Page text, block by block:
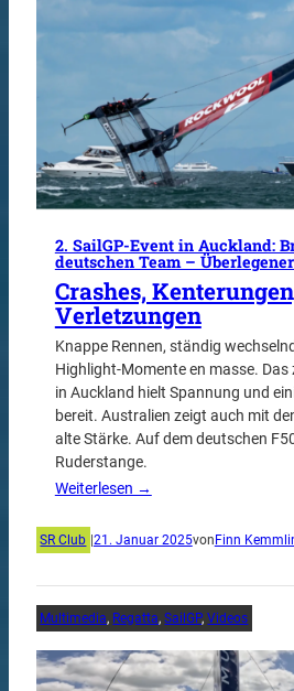
2. SailGP-Event in Auckland:
deutschen Team –
Crashes,
Verletzungen
Knappe Rennen, ständig
Highlight-Momente en masse. Das
in Auckland hielt Spannung und
bereit. Australien zeigt auch mit
alte Stärke. Auf dem deutschen
Ruderstange.
Weiterlesen →
SR Club 21. Januar 2025von Finn
Multimedia, Regatta, SailGP, Videos